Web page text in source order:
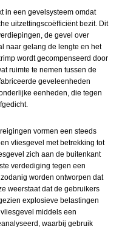
in een gevelsysteem omdat
uitzettingscoëfficiënt bezit. Dit
de gevel over
naar gelang de lengte en het
wordt gecompenseerd door
ruimte te nemen tussen de
geveleenheden
eenheden, die tegen
vormen een steeds
vliesgevel met betrekking tot
zich aan de buitenkant
verdediging tegen een
worden ontworpen dat
weerstaat dat de gebruikers
explosieve belastingen
middels een
waarbij gebruik